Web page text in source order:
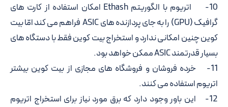
10- اتریوم با الگوریتم Ethash امکان استفاده از کارت های
گرافیک (GPU) را به جای پردازنده های ASIC فراهم می کند امّا بیت
کوین چنین امکانی ندارد و استخراج بیت کوین فقط با دستگاه های
بسیار قدرتمند ASIC ممکن خواهد بود.
11- خرده فروشان و فروشگاه های مجازی از بیت کوین بیشتر
اتریوم استفاده می کنند.
12- این باور وجود دارد که برق مورد نیاز برای استخراج اتریوم